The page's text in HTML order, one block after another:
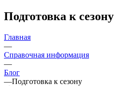
Подготовка к сезону
Главная
—
Справочная информация
—
Блог
—Подготовка к сезону